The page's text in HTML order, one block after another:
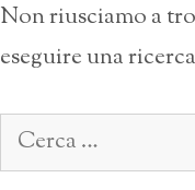
Non riusciamo a
eseguire una
Ricerca
per: